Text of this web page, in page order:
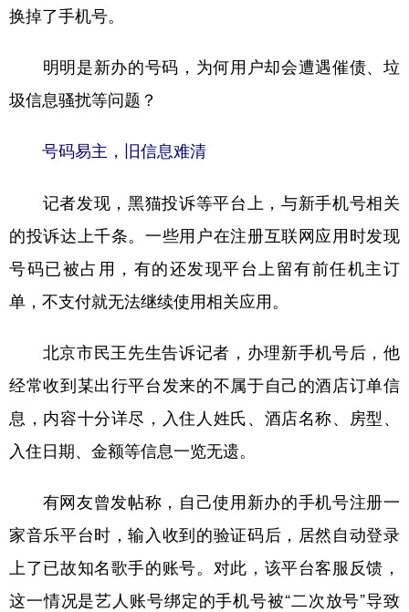
彩票
公益 一带一路 亚太网 上市公司
文化产业
北京 天津 河北 山西
辽宁 吉林 上海 江苏
广东 广西 海南 重庆
四川 贵州 云南 西藏
多语种频道
换掉了手机号。
明明是新办的号码，为何用户却会遭遇催债、垃
圾信息骚扰等问题？
号码易主，旧信息难清
记者发现，黑猫投诉等平台上，与新手机号相关
的投诉达上千条。一些用户在注册互联网应用时发现
号码已被占用，有的还发现平台上留有前任机主订
单，不支付就无法继续使用相关应用。
北京市民王先生告诉记者，办理新手机号后，他
经常收到某出行平台发来的不属于自己的酒店订单信
息，内容十分详尽，入住人姓氏、酒店名称、房型、
入住日期、金额等信息一览无遗。
有网友曾发帖称，自己使用新办的手机号注册一
家音乐平台时，输入收到的验证码后，居然自动登录
上了已故知名歌手的账号。对此，该平台客服反馈，
这一情况是艺人账号绑定的手机号被“二次放号”导致